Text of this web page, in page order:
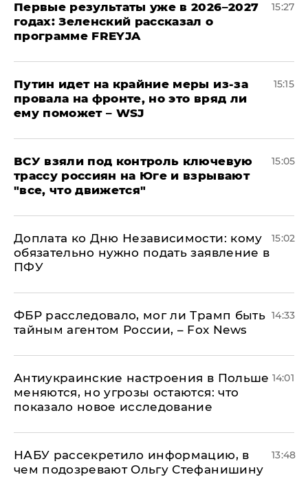
Первые результаты уже в 2026–2027
годах: Зеленский рассказал о
программе FREYJA
15:27
Путин идет на крайние меры из-за
провала на фронте, но это вряд ли
ему поможет – WSJ
15:15
ВСУ взяли под контроль ключевую
трассу россиян на Юге и взрывают
"все, что движется"
15:05
Доплата ко Дню Независимости: кому
обязательно нужно подать заявление в
ПФУ
15:02
ФБР расследовало, мог ли Трамп быть
тайным агентом России, – Fox News
14:33
Антиукраинские настроения в Польше
меняются, но угрозы остаются: что
показало новое исследование
14:01
НАБУ рассекретило информацию, в
чем подозревают Ольгу Стефанишину
13:48